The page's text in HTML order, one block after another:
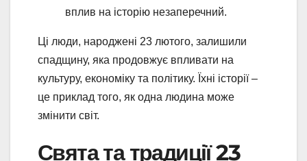
вплив на історію незаперечний.
Ці люди, народжені 23 лютого, залишили
спадщину, яка продовжує впливати на
культуру, економіку та політику. Їхні історії –
це приклад того, як одна людина може
змінити світ.
Свята та традиції 23